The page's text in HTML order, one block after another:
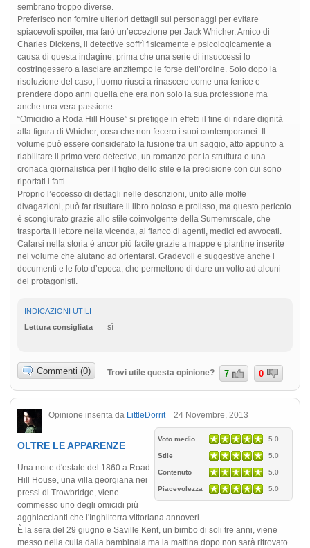
sembrano troppo diverse.
Preferisco non fornire ulteriori dettagli sui personaggi per evitare
spiacevoli spoiler, ma farò un’eccezione per Jack Whicher. Amico di
Charles Dickens, il detective soffrì fisicamente e psicologicamente a
causa di questa indagine, prima che una serie di insuccessi lo
costringessero a lasciare anzitempo le forse dell’ordine. Solo dopo la
risoluzione del caso, l’uomo riuscì a rinascere come una fenice e
prendere dopo anni quella che era non solo la sua professione ma
anche una vera passione.
“Omicidio a Roda Hill House” si prefigge in effetti il fine di ridare dignità
alla figura di Whicher, cosa che non fecero i suoi contemporanei. Il
volume può essere considerato la fusione tra un saggio, atto appunto a
riabilitare il primo vero detective, un romanzo per la struttura e una
cronaca giornalistica per il figlio dello stile e la precisione con cui sono
riportati i fatti.
Proprio l’eccesso di dettagli nelle descrizioni, unito alle molte
divagazioni, può far risultare il libro noioso e prolisso, ma questo pericolo
è scongiurato grazie allo stile coinvolgente della Sumemrscale, che
trasporta il lettore nella vicenda, al fianco di agenti, medici ed avvocati.
Calarsi nella storia è ancor più facile grazie a mappe e piantine inserite
nel volume che aiutano ad orientarsi. Gradevoli e suggestive anche i
documenti e le foto d’epoca, che permettono di dare un volto ad alcuni
dei protagonisti.
INDICAZIONI UTILI
Lettura consigliata
sì
Commenti (0) Trovi utile questa opinione? 7 0
Opinione inserita da LittleDorrit 24 Novembre, 2013
Voto medio 5.0
Stile 5.0
Contenuto 5.0
Piacevolezza 5.0
OLTRE LE APPARENZE
Una notte d'estate del 1860 a Road
Hill House, una villa georgiana nei
pressi di Trowbridge, viene
commesso uno degli omicidi più
agghiaccianti che l'Inghilterra vittoriana annoveri.
È la sera del 29 giugno e Saville Kent, un bimbo di soli tre anni, viene
messo nella culla dalla bambinaia ma la mattina dopo non sarà ritrovato